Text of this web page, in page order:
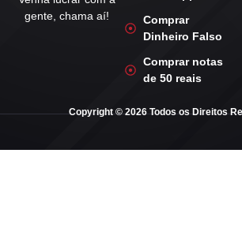
gente, chama aí!
Comprar
Dinheiro Falso
Comprar notas
de 50 reais
Copyright © 2026 Todos os Direitos